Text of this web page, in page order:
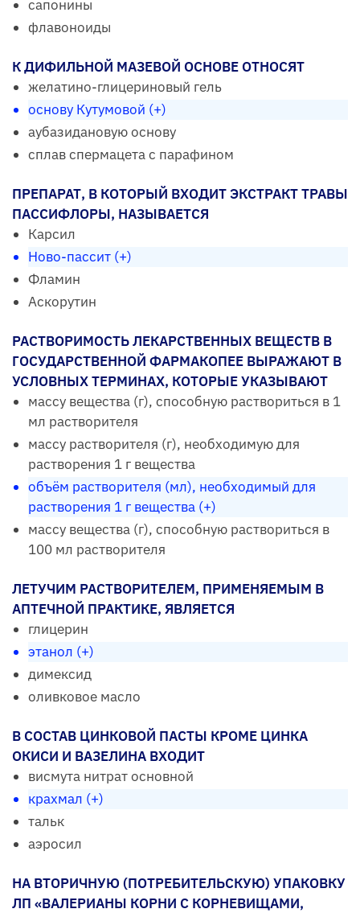
сапонины
флавоноиды
К ДИФИЛЬНОЙ МАЗЕВОЙ ОСНОВЕ ОТНОСЯТ
желатино-глицериновый гель
основу Кутумовой (+)
аубазидановую основу
сплав спермацета с парафином
ПРЕПАРАТ, В КОТОРЫЙ ВХОДИТ ЭКСТРАКТ ТРАВЫ
ПАССИФЛОРЫ, НАЗЫВАЕТСЯ
Карсил
Ново-пассит (+)
Фламин
Аскорутин
РАСТВОРИМОСТЬ ЛЕКАРСТВЕННЫХ ВЕЩЕСТВ В
ГОСУДАРСТВЕННОЙ ФАРМАКОПЕЕ ВЫРАЖАЮТ В
УСЛОВНЫХ ТЕРМИНАХ, КОТОРЫЕ УКАЗЫВАЮТ
массу вещества (г), способную раствориться в 1
мл растворителя
массу растворителя (г), необходимую для
растворения 1 г вещества
объём растворителя (мл), необходимый для
растворения 1 г вещества (+)
массу вещества (г), способную раствориться в
100 мл растворителя
ЛЕТУЧИМ РАСТВОРИТЕЛЕМ, ПРИМЕНЯЕМЫМ В
АПТЕЧНОЙ ПРАКТИКЕ, ЯВЛЯЕТСЯ
глицерин
этанол (+)
димексид
оливковое масло
В СОСТАВ ЦИНКОВОЙ ПАСТЫ КРОМЕ ЦИНКА
ОКИСИ И ВАЗЕЛИНА ВХОДИТ
висмута нитрат основной
крахмал (+)
тальк
аэросил
НА ВТОРИЧНУЮ (ПОТРЕБИТЕЛЬСКУЮ) УПАКОВКУ
ЛП «ВАЛЕРИАНЫ КОРНИ С КОРНЕВИЩАМИ,